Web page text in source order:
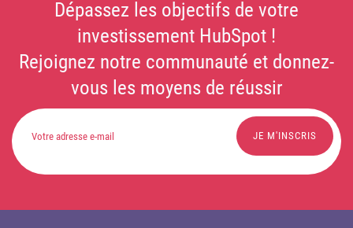
Dépassez les objectifs de votre
investissement HubSpot !
Rejoignez notre communauté et donnez-
vous les moyens de réussir